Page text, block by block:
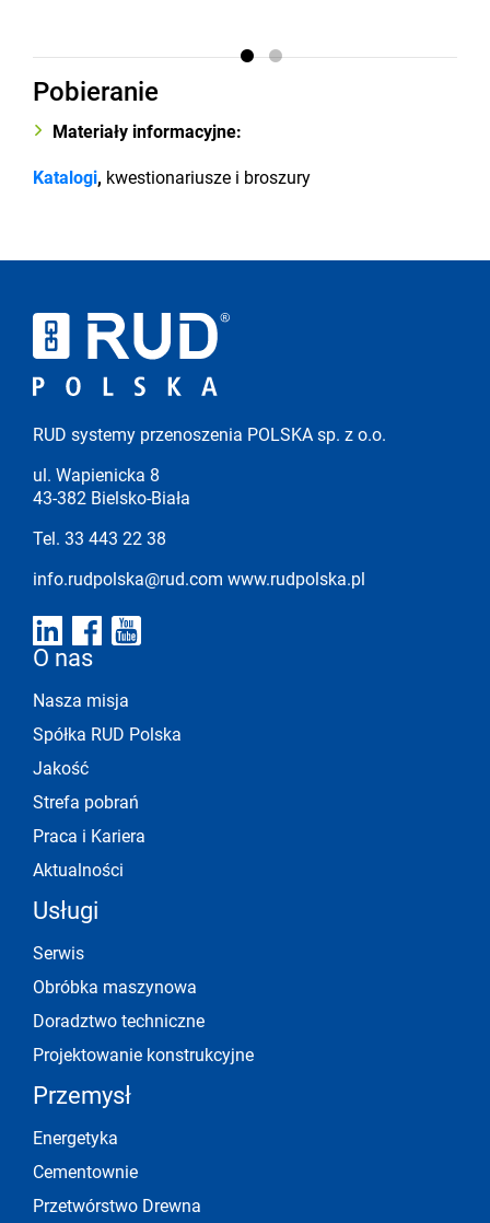
Pobieranie
Materiały informacyjne:
Katalogi, kwestionariusze i broszury
RUD systemy przenoszenia POLSKA sp. z o.o.
ul. Wapienicka 8
43-382 Bielsko-Biała
Tel. 33 443 22 38
info.rudpolska@rud.com www.rudpolska.pl
O nas
Nasza misja
Spółka RUD Polska
Jakość
Strefa pobrań
Praca i Kariera
Aktualności
Usługi
Serwis
Obróbka maszynowa
Doradztwo techniczne
Projektowanie konstrukcyjne
Przemysł
Energetyka
Cementownie
Przetwórstwo Drewna